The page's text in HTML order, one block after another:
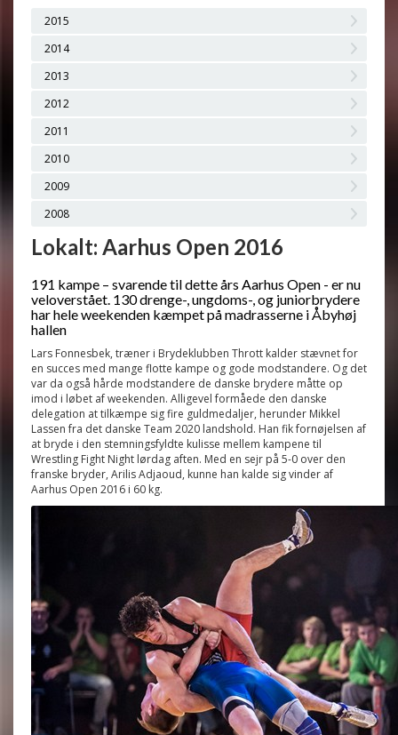
2015
2014
2013
2012
2011
2010
2009
2008
Lokalt: Aarhus Open 2016
191 kampe – svarende til dette års Aarhus Open - er nu
veloverstået. 130 drenge-, ungdoms-, og juniorbrydere
har hele weekenden kæmpet på madrasserne i Åbyhøj
hallen
Lars Fonnesbek, træner i Brydeklubben Thrott kalder stævnet for
en succes med mange flotte kampe og gode modstandere. Og det
var da også hårde modstandere de danske brydere måtte op
imod i løbet af weekenden. Alligevel formåede den danske
delegation at tilkæmpe sig fire guldmedaljer, herunder Mikkel
Lassen fra det danske Team 2020 landshold. Han fik fornøjelsen af
at bryde i den stemningsfyldte kulisse mellem kampene til
Wrestling Fight Night lørdag aften. Med en sejr på 5-0 over den
franske bryder, Arilis Adjaoud, kunne han kalde sig vinder af
Aarhus Open 2016 i 60 kg.